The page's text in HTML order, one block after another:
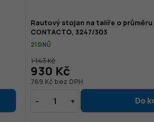
Rautový stojan na talíře o průměru
CONTACTO, 3247/303
21 DNŮ
769 Kč bez DPH
1 143 Kč
930 Kč